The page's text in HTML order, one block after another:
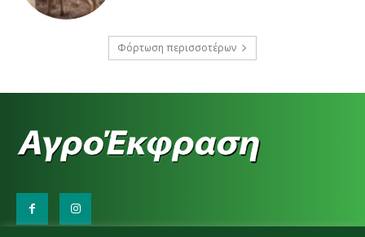
Φόρτωση περισσοτέρων